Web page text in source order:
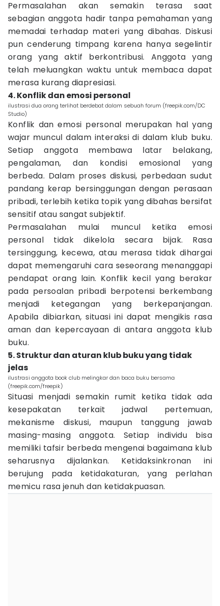
Permasalahan akan semakin terasa saat
sebagian anggota hadir tanpa pemahaman yang
memadai terhadap materi yang dibahas. Diskusi
pun cenderung timpang karena hanya segelintir
orang yang aktif berkontribusi. Anggota yang
telah meluangkan waktu untuk membaca dapat
merasa kurang diapresiasi.
4. Konflik dan emosi personal
ilustrasi dua orang terlihat berdebat dalam sebuah forum (freepik.com/DC
Studio)
Konflik dan emosi personal merupakan hal yang
wajar muncul dalam interaksi di dalam klub buku.
Setiap anggota membawa latar belakang,
pengalaman, dan kondisi emosional yang
berbeda. Dalam proses diskusi, perbedaan sudut
pandang kerap bersinggungan dengan perasaan
pribadi, terlebih ketika topik yang dibahas bersifat
sensitif atau sangat subjektif.
Permasalahan mulai muncul ketika emosi
personal tidak dikelola secara bijak. Rasa
tersinggung, kecewa, atau merasa tidak dihargai
dapat memengaruhi cara seseorang menanggapi
pendapat orang lain. Konflik kecil yang berakar
pada persoalan pribadi berpotensi berkembang
menjadi ketegangan yang berkepanjangan.
Apabila dibiarkan, situasi ini dapat mengikis rasa
aman dan kepercayaan di antara anggota klub
buku.
5. Struktur dan aturan klub buku yang tidak
jelas
ilustrasi anggota book club melingkar dan baca buku bersama
(freepik.com/freepik)
Situasi menjadi semakin rumit ketika tidak ada
kesepakatan terkait jadwal pertemuan,
mekanisme diskusi, maupun tanggung jawab
masing-masing anggota. Setiap individu bisa
memiliki tafsir berbeda mengenai bagaimana klub
seharusnya dijalankan. Ketidaksinkronan ini
berujung pada ketidakaturan, yang perlahan
memicu rasa jenuh dan ketidakpuasan.